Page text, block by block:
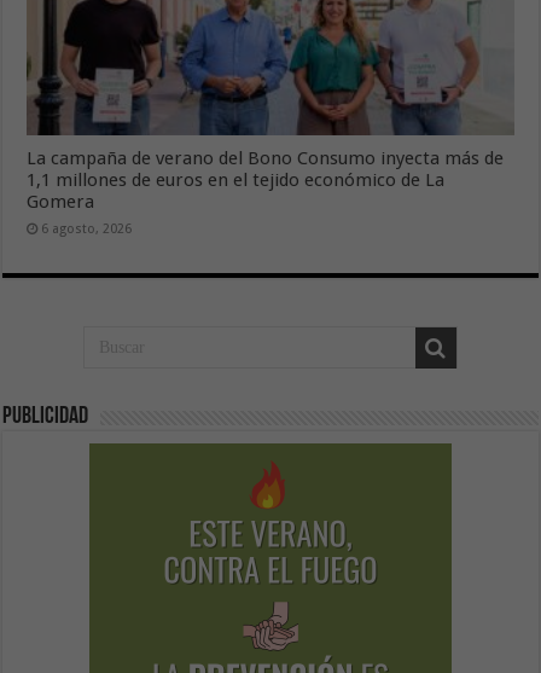
La campaña de verano del Bono Consumo inyecta más de
1,1 millones de euros en el tejido económico de La
Gomera
6 agosto, 2026
Publicidad